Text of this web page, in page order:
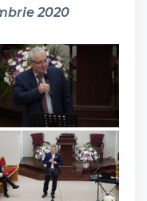
2020